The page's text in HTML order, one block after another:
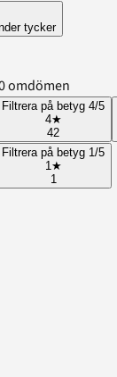
tycker
omdömen
Filtrera på betyg 4/5
4★
42
Filtrera på betyg 1/5
1 ★
1